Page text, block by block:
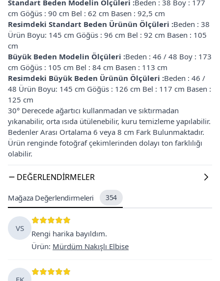
Standart Beden Modelin Ölçüleri :Beden : 38 Boy : 177
cm Göğüs : 90 cm Bel : 62 cm Basen : 92,5 cm
Resimdeki Standart Beden Ürünün Ölçüleri :Beden : 38
Ürün Boyu: 145 cm Göğüs : 96 cm Bel : 92 cm Basen : 105
cm
Büyük Beden Modelin Ölçüleri :Beden : 46 / 48 Boy : 173
cm Göğüs : 105 cm Bel : 84 cm Basen : 113 cm
Resimdeki Büyük Beden Ürünün Ölçüleri :Beden : 46 /
48 Ürün Boyu: 145 cm Göğüs : 126 cm Bel : 117 cm Basen :
125 cm
30° Derecede ağartıcı kullanmadan ve sıktırmadan
yıkanabilir, orta ısıda ütülenebilir, kuru temizleme yapılabilir.
Bedenler Arası Ortalama 6 veya 8 cm Fark Bulunmaktadır.
Ürün renginde fotoğraf çekimlerinden dolayı ton farklılığı
olabilir.
DEĞERLENDIRMELER
Mağaza Değerlendirmeleri 354
VS
Rengi harika bayıldım.
Ürün: Mürdüm Nakışlı Elbise